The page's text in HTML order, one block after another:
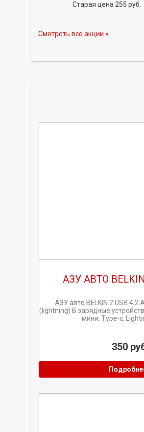
Старая цена 255 руб.
Смотреть все акции »
АЗУ АВТО
АЗУ авто BELKIN 2 USB 4,2
(lightning) В зарядные
мини, Type-c,
350